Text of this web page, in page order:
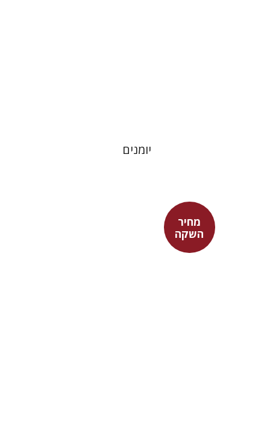
יומנים
מחיר
השקה
אדם טלר